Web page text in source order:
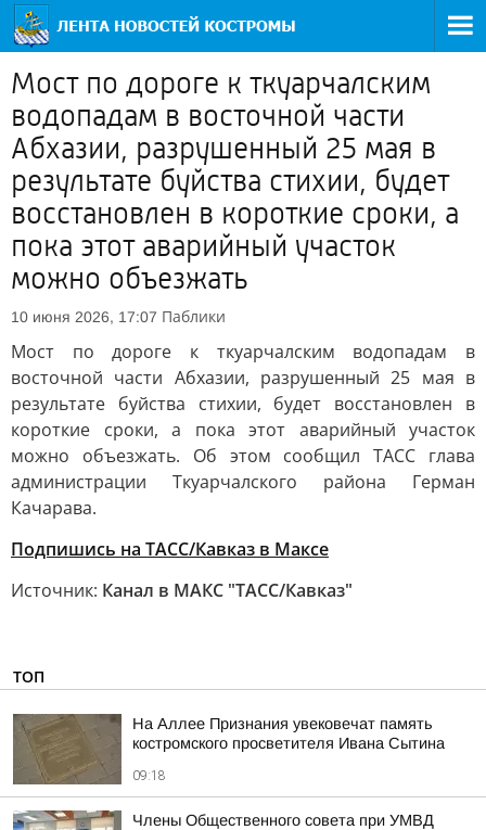
Мост по дороге к ткуарчалским
водопадам в восточной части
Абхазии, разрушенный 25 мая в
результате буйства стихии, будет
восстановлен в короткие сроки, а
пока этот аварийный участок
можно объезжать
10 июня 2026, 17:07 Паблики
Мост по дороге к ткуарчалским водопадам в
восточной части Абхазии, разрушенный 25 мая в
результате буйства стихии, будет восстановлен в
короткие сроки, а пока этот аварийный участок
можно объезжать. Об этом сообщил ТАСС глава
администрации Ткуарчалского района Герман
Качарава.
Подпишись на ТАСС/Кавказ в Максе
Источник: Канал в МАКС "ТАСС/Кавказ"
ТОП
На Аллее Признания увековечат память
костромского просветителя Ивана Сытина
09:18
Члены Общественного совета при УМВД